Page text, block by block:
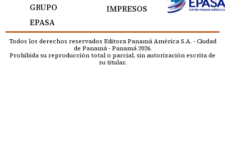
GRUPO
EPASA
IMPRESOS
Todos los derechos reservados Editora Panamá América S.A. - Ciudad
de Panamá - Panamá 2026.
Prohibida su reproducción total o parcial, sin autorización escrita de
su titular.